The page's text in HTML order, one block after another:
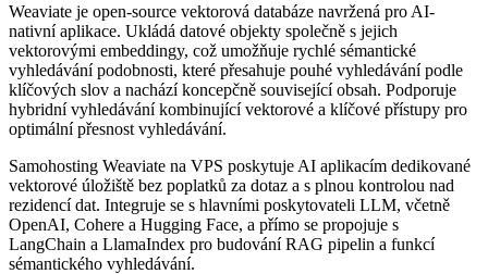
Weaviate je open-source vektorová databáze navržená pro AI-
nativní aplikace. Ukládá datové objekty společně s jejich
vektorovými embeddingy, což umožňuje rychlé sémantické
vyhledávání podobnosti, které přesahuje pouhé vyhledávání podle
klíčových slov a nachází koncepčně související obsah. Podporuje
hybridní vyhledávání kombinující vektorové a klíčové přístupy pro
optimální přesnost vyhledávání.
Samohosting Weaviate na VPS poskytuje AI aplikacím dedikované
vektorové úložiště bez poplatků za dotaz a s plnou kontrolou nad
rezidencí dat. Integruje se s hlavními poskytovateli LLM, včetně
OpenAI, Cohere a Hugging Face, a přímo se propojuje s
LangChain a LlamaIndex pro budování RAG pipelin a funkcí
sémantického vyhledávání.